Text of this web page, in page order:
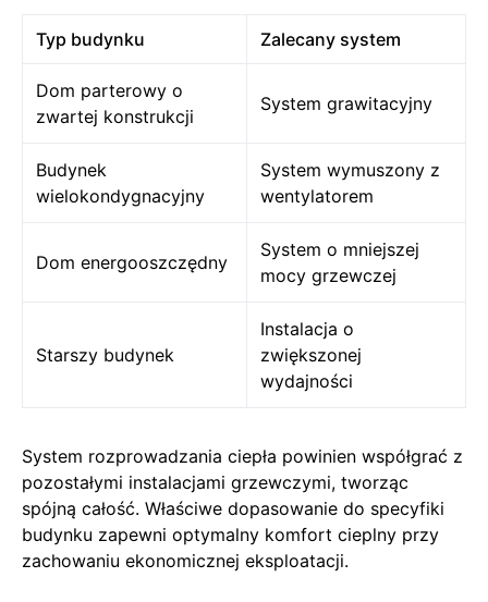
Typ budynku Zalecany system
Dom parterowy o
zwartej konstrukcji
System grawitacyjny
Budynek
wielokondygnacyjny
System wymuszony z
wentylatorem
Dom energooszczędny
System o mniejszej
mocy grzewczej
Starszy budynek
Instalacja o
zwiększonej
wydajności
System rozprowadzania ciepła powinien współgrać z
pozostałymi instalacjami grzewczymi, tworząc
spójną całość. Właściwe dopasowanie do specyfiki
budynku zapewni optymalny komfort cieplny przy
zachowaniu ekonomicznej eksploatacji.